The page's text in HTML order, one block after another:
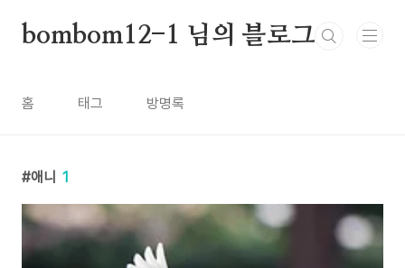
bombom12-1 님의 블로그
홈 태그 방명록
애니 1